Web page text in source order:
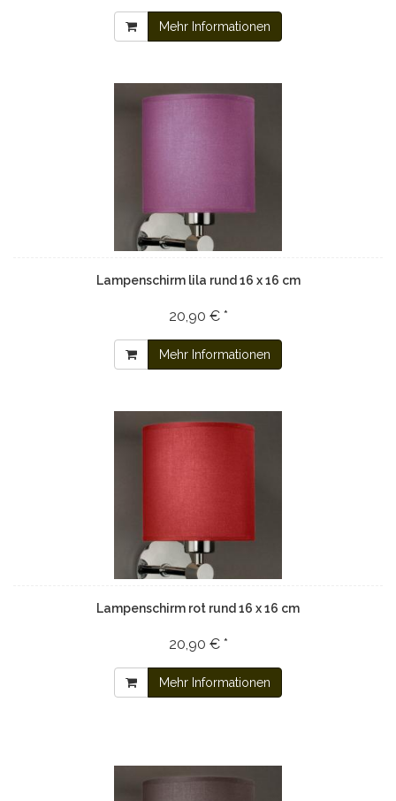
Mehr Informationen
Lampenschirm lila rund 16 x 16 cm
20,90 € *
Mehr Informationen
Lampenschirm rot rund 16 x 16 cm
20,90 € *
Mehr Informationen